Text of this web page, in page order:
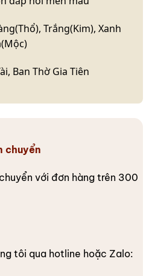
Trắng(Kim), Xanh
Ban Thờ Gia Tiên
chuyển
với đơn hàng trên 300
tôi qua hotline hoặc Zalo: